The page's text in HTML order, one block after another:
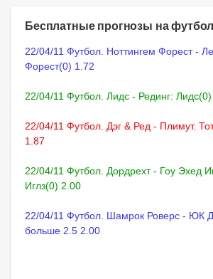
Бесплатные прогнозы на футбол
22/04/11 Футбол. Ноттингем Форест -
Форест(0) 1.72
22/04/11 Футбол. Лидс - Рединг:
22/04/11 Футбол. Дэг & Ред - Плимут.
1.87
22/04/11 Футбол. Дордрехт - Гоу Эхед
Иглз(0) 2.00
22/04/11 Футбол. Шамрок Роверс - ЮК
больше 2.5 2.00